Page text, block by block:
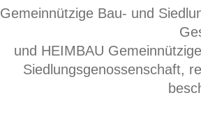
Gemeinnützige Bau- und
und HEIMBAU
Siedlungsgenossenschaft,